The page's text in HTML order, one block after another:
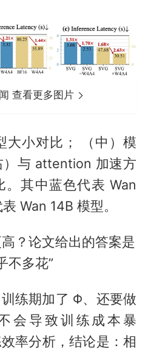
查看更多图片
大小对比； （中）模
与 attention 加速方
。其中蓝色代表 Wan
Wan 14B 模型。
？论文给出的答案是
不多花”
练期加了 Φ、还要做
会导致训练成本暴
率分析，结论是：相